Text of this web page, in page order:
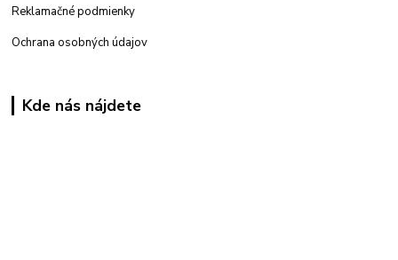
Reklamačné podmienky
Ochrana osobných údajov
Kde nás nájdete